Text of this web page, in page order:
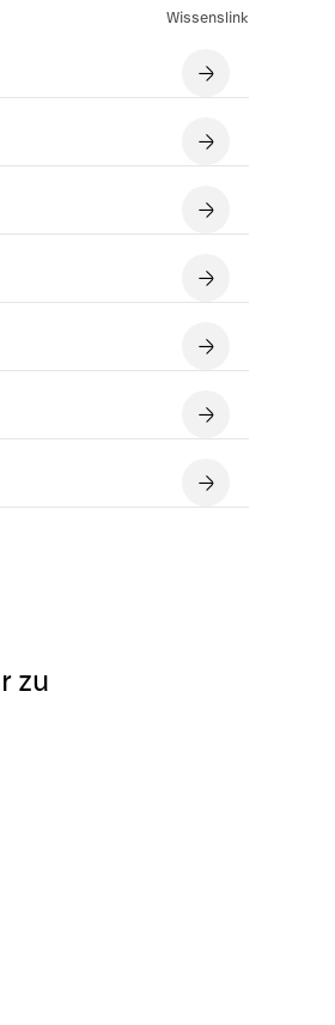
Wissenslink
zu